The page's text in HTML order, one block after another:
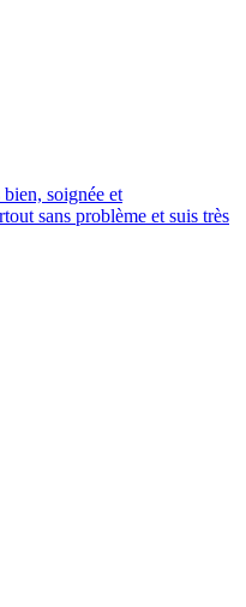
bien, soignée et
sans problème et suis très